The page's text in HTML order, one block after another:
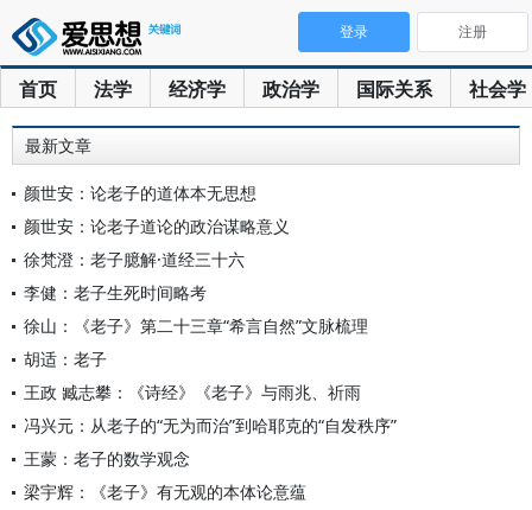
首页 法学 经济学 政治学 国际关系 社会学
登录 注册
最新文章
颜世安：论老子的道体本无思想
颜世安：论老子道论的政治谋略意义
徐梵澄：老子臆解·道经三十六
李健：老子生死时间略考
徐山：《老子》第二十三章“希言自然”文脉梳理
胡适：老子
王政 臧志攀：《诗经》《老子》与雨兆、祈雨
冯兴元：从老子的“无为而治”到哈耶克的“自发秩序”
王蒙：老子的数学观念
梁宇辉：《老子》有无观的本体论意蕴